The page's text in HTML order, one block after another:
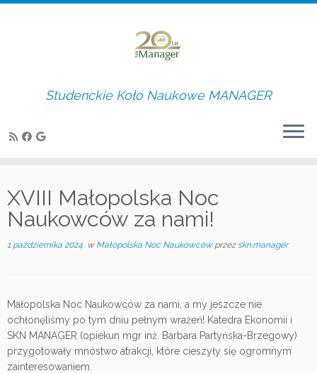
content
Studenckie Koło Naukowe MANAGER
XVIII Małopolska Noc
Naukowców za nami!
1 października 2024 w Małopolska Noc Naukowców przezskn.manager
Małopolska Noc Naukowców za nami, a my jeszcze nie
ochłonęliśmy po tym dniu pełnym wrażeń! Katedra Ekonomii i
SKN MANAGER (opiekun mgr inż. Barbara Partyńska-Brzegowy)
przygotowały mnóstwo atrakcji, które cieszyły się ogromnym
zainteresowaniem.